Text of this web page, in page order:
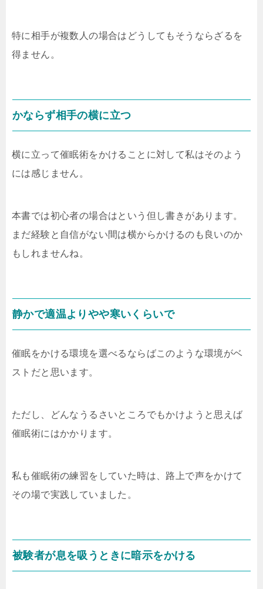
特に相手が複数人の場合はどうしてもそうならざるを
得ません。
かならず相手の横に立つ
横に立って催眠術をかけることに対して私はそのよう
には感じません。
本書では初心者の場合はという但し書きがあります。
まだ経験と自信がない間は横からかけるのも良いのか
もしれませんね。
静かで適温よりやや寒いくらいで
催眠をかける環境を選べるならばこのような環境がベ
ストだと思います。
ただし、どんなうるさいところでもかけようと思えば
催眠術にはかかります。
私も催眠術の練習をしていた時は、路上で声をかけて
その場で実践していました。
被験者が息を吸うときに暗示をかける